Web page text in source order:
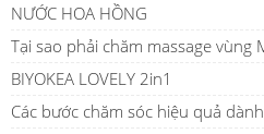
NƯỚC HOA HỒNG
Tại sao phải chăm massage vùng
BIYOKEA LOVELY 2in1
Các bước chăm sóc hiệu quả